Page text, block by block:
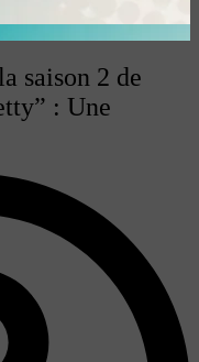
saison 2 de
: Une